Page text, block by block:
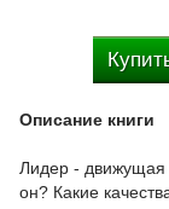
Описание книги
Лидер - движущая
он? Какие